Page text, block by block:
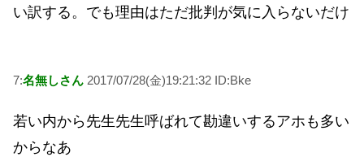
い訳する。でも理由はただ批判が気に入らないだけ
7:名無しさん 2017/07/28(金)19:21:32 ID:Bke
若い内から先生先生呼ばれて勘違いするアホも多い
からなあ